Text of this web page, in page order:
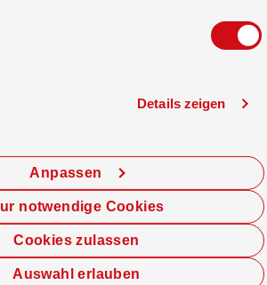
Details zeigen
Cookies zulassen
Anpassen
Auswahl erlauben
notwendige Cookies